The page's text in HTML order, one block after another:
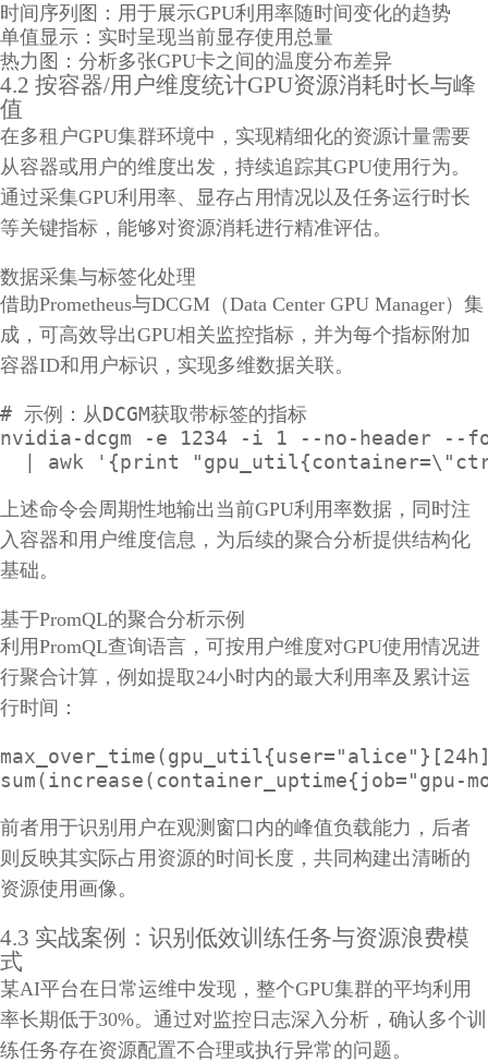
时间序列图：用于展示GPU利用率随时间变化的趋势
单值显示：实时呈现当前显存使用总量
热力图：分析多张GPU卡之间的温度分布差异
4.2 按容器/用户维度统计GPU资源消耗时长与峰
值
在多租户GPU集群环境中，实现精细化的资源计量需要
从容器或用户的维度出发，持续追踪其GPU使用行为。
通过采集GPU利用率、显存占用情况以及任务运行时长
等关键指标，能够对资源消耗进行精准评估。
数据采集与标签化处理
借助Prometheus与DCGM（Data Center GPU Manager）集
成，可高效导出GPU相关监控指标，并为每个指标附加
容器ID和用户标识，实现多维数据关联。
# 示例：从DCGM获取带标签的指标
nvidia-dcgm -e 1234 -i 1 --no-header --
| awk '{print
上述命令会周期性地输出当前GPU利用率数据，同时注
入容器和用户维度信息，为后续的聚合分析提供结构化
基础。
基于PromQL的聚合分析示例
利用PromQL查询语言，可按用户维度对GPU使用情况进
行聚合计算，例如提取24小时内的最大利用率及累计运
行时间：
前者用于识别用户在观测窗口内的峰值负载能力，后者
则反映其实际占用资源的时间长度，共同构建出清晰的
资源使用画像。
4.3 实战案例：识别低效训练任务与资源浪费模
式
某AI平台在日常运维中发现，整个GPU集群的平均利用
率长期低于30%。通过对监控日志深入分析，确认多个训
练任务存在资源配置不合理或执行异常的问题。